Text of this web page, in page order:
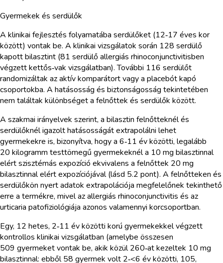
Gyermekek és serdülők
A klinikai fejlesztés folyamatába serdülőket (12‑17 éves kor
között) vontak be. A klinikai vizsgálatok során 128 serdülő
kapott bilasztint (81 serdülő allergiás rhinoconjunctivitisben
végzett kettős‑vak vizsgálatban). További 116 serdülőt
randomizáltak az aktív komparátort vagy a placebót kapó
csoportokba. A hatásosság és biztonságosság tekintetében
nem találtak különbséget a felnőttek és serdülők között.
A szakmai irányelvek szerint, a bilasztin felnőtteknél és
serdülőknél igazolt hatásosságát extrapolálni lehet
gyermekekre is, bizonyítva, hogy a 6‑11 év közötti, legalább
20 kilogramm testtömegű gyermekeknél a 10 mg bilasztinnal
elért szisztémás expozíció ekvivalens a felnőttek 20 mg
bilasztinnal elért expozíciójával (lásd 5.2 pont). A felnőtteken és
serdülőkön nyert adatok extrapolációja megfelelőnek tekinthető
erre a termékre, mivel az allergiás rhinoconjunctivitis és az
urticaria patofiziológiája azonos valamennyi korcsoportban.
Egy, 12 hetes, 2‑11 év közötti korú gyermekekkel végzett
kontrollos klinikai vizsgálatban (amelybe összesen
509 gyermeket vontak be, akik közül 260‑at kezeltek 10 mg
bilasztinnal: ebből 58 gyermek volt 2‑<6 év közötti, 105,